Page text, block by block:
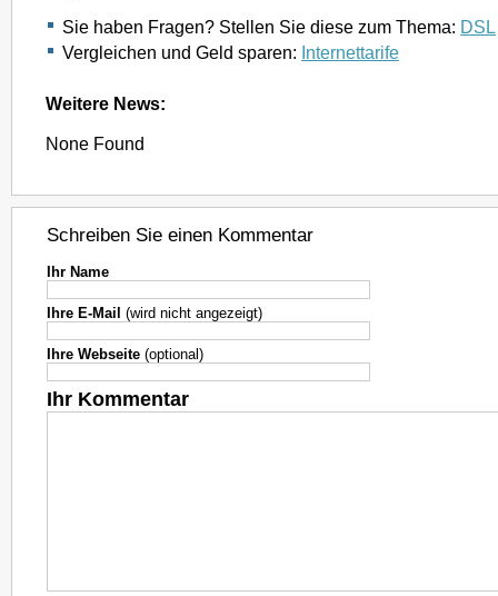
Sie haben Fragen? Stellen Sie diese zum Thema: DSL
Vergleichen und Geld sparen: Internettarife
Weitere News:
None Found
Schreiben Sie einen Kommentar
Ihr Name
Ihre E-Mail (wird nicht angezeigt)
Ihre Webseite (optional)
Ihr Kommentar